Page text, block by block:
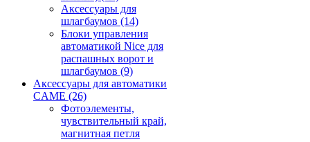
Аксессуары для
шлагбаумов (14)
Блоки управления
автоматикой Nice для
распашных ворот и
шлагбаумов (9)
Аксессуары для автоматики
CAME (26)
Фотоэлементы,
чувствительный край,
магнитная петля